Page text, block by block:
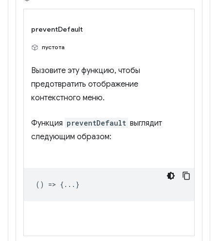
preventDefault
пустота
Вызовите эту функцию, чтобы
предотвратить отображение
контекстного меню.
Функция preventDefault выглядит
следующим образом:
() => {...}